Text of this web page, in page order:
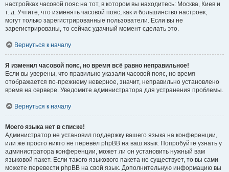
настройках часовой пояс на тот, в котором вы находитесь: Москва, Киев и
т. д. Учтите, что изменять часовой пояс, как и большинство настроек,
могут только зарегистрированные пользователи. Если вы не
зарегистрированы, то сейчас удачный момент сделать это.
Вернуться к началу
Я изменил часовой пояс, но время всё равно неправильное!
Если вы уверены, что правильно указали часовой пояс, но время
отображается по-прежнему неверное, значит, неправильно установлено
время на сервере. Уведомите администратора для устранения проблемы.
Вернуться к началу
Моего языка нет в списке!
Администратор не установил поддержку вашего языка на конференции,
или же просто никто не перевёл phpBB на ваш язык. Попробуйте узнать у
администратора конференции, может ли он установить нужный вам
языковой пакет. Если такого языкового пакета не существует, то вы сами
можете перевести phpBB на свой язык. Дополнительную информацию вы